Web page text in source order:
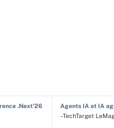
.Next'26
Agents IA et IA
–TechTarget